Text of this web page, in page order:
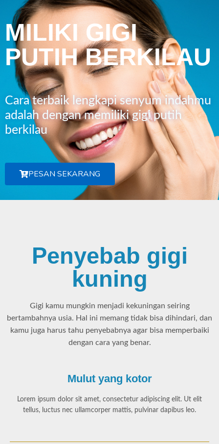
MILIKI GIGI
PUTIH BERKILAU
Cara terbaik lengkapi senyum indahmu
adalah dengan memiliki gigi putih
berkilau
PESAN SEKARANG
Penyebab gigi
kuning
Gigi kamu mungkin menjadi kekuningan seiring
bertambahnya usia. Hal ini memang tidak bisa dihindari, dan
kamu juga harus tahu penyebabnya agar bisa memperbaiki
dengan cara yang benar.
Mulut yang kotor
Lorem ipsum dolor sit amet, consectetur adipiscing elit. Ut elit
tellus, luctus nec ullamcorper mattis, pulvinar dapibus leo.